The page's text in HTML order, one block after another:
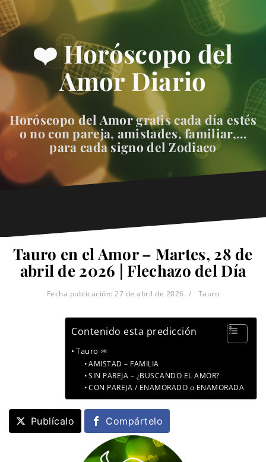
❤️ Horóscopo del
Amor Diario
Horóscopo del Amor gratis cada día estés
o no con pareja, amistades, familiar,…
para cada signo del Zodiaco
Tauro en el Amor – Martes, 28 de
abril de 2026 | Flechazo del Día
Fecha publicación:27 de abril de 2026 Tauro
Contenido esta predicción
Tauro ♒
AMISTAD – FAMILIA
SIN PAREJA – ¿BUSCANDO EL AMOR?
CON PAREJA / ENAMORADO o ENAMORADA
Publícalo Compártelo